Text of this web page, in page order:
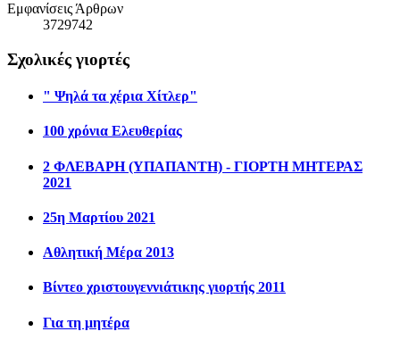
Εμφανίσεις Άρθρων
3729742
Σχολικές γιορτές
" Ψηλά τα χέρια Χίτλερ"
100 χρόνια Ελευθερίας
2 ΦΛΕΒΑΡΗ (ΥΠΑΠΑΝΤΗ) - ΓΙΟΡΤΗ ΜΗΤΕΡΑΣ
2021
25η Μαρτίου 2021
Αθλητική Μέρα 2013
Βίντεο χριστουγεννιάτικης γιορτής 2011
Για τη μητέρα